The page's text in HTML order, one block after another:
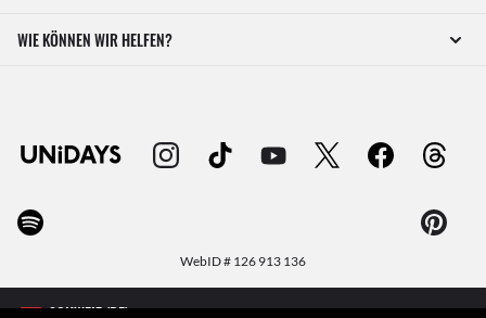
WIE KÖNNEN WIR HELFEN?
WebID # 126 913 136